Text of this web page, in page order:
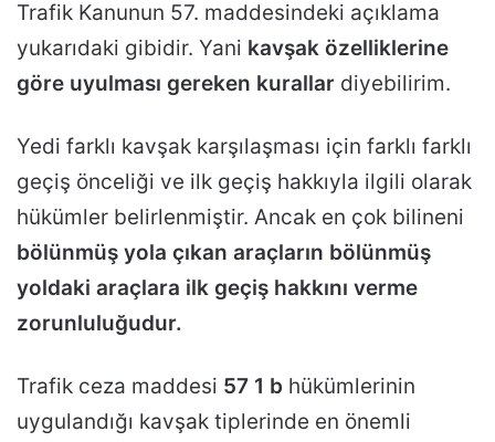
Trafik Kanunun 57. maddesindeki açıklama
yukarıdaki gibidir. Yani kavşak özelliklerine
göre uyulması gereken kurallar diyebilirim.
Yedi farklı kavşak karşılaşması için farklı farklı
geçiş önceliği ve ilk geçiş hakkıyla ilgili olarak
hükümler belirlenmiştir. Ancak en çok bilineni
bölünmüş yola çıkan araçların bölünmüş
yoldaki araçlara ilk geçiş hakkını verme
zorunluluğudur.
Trafik ceza maddesi 57 1 b hükümlerinin
uygulandığı kavşak tiplerinde en önemli